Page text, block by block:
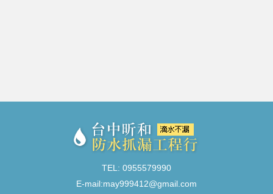
TEL: 0955579990
E-mail:may999412@gmail.com